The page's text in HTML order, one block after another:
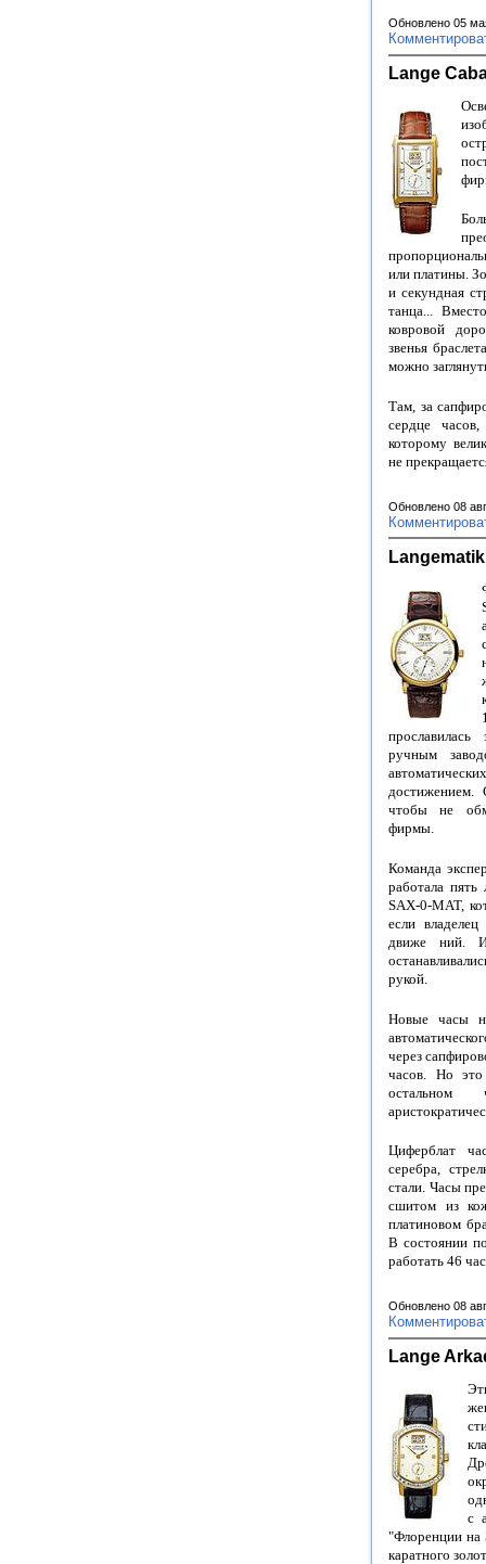
Обновлено 05
Lange
или платины.
и секундная
танца...
ковровой
звенья
можно
Там, за
сердце
которому
не
Обновлено 08
Langematik
ручным
достижением.
чтобы не
фирмы.
Команда
работала
SAX-0-MAT,
если
движе ний.
рукой.
Новые часы
через
часов. Но это
Циферблат
серебра,
стали. Часы
сшитом из
платиновом
В состоянии
работать 46
Обновлено 08
Lange
с
"Флоренции на
каратного